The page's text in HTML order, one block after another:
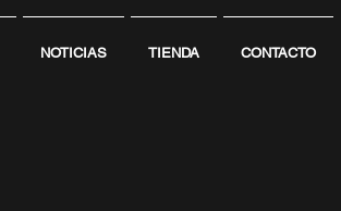
NOTICIAS TIENDA CONTACTO